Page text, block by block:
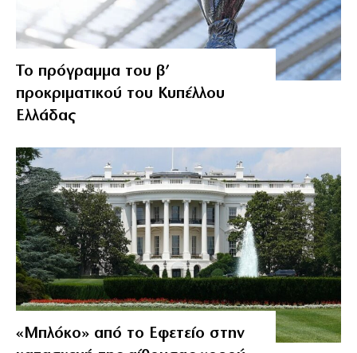
Το πρόγραμμα του β’
προκριματικού του Κυπέλλου
Ελλάδας
«Μπλόκο» από το Εφετείο στην